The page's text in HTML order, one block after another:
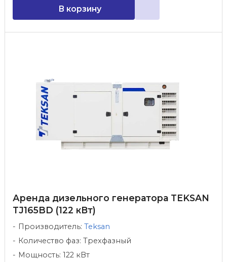
В корзину
Аренда дизельного генератора TEKSAN
TJ165BD (122 кВт)
Производитель: Teksan
Количество фаз: Трехфазный
Мощность: 122 кВт